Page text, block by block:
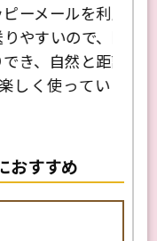
メールを利用
すいので、同
、自然と距離
く使っていま
おすすめ